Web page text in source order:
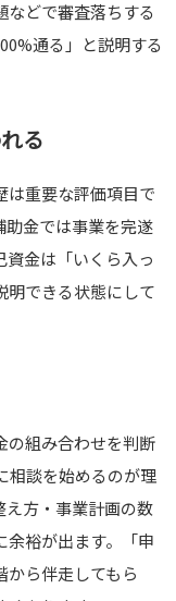
どで審査落ちする
通る」と説明する
る
は重要な評価項目で
助金では事業を完遂
資金は「いくら入っ
明できる状態にして
の組み合わせを判断
相談を始めるのが理
え方・事業計画の数
余裕が出ます。「申
ら伴走してもら